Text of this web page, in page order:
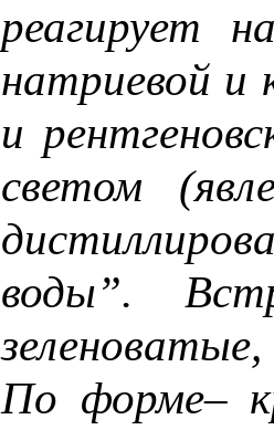
реагирует
натриевой и
и
светом
воды”.
По форме–